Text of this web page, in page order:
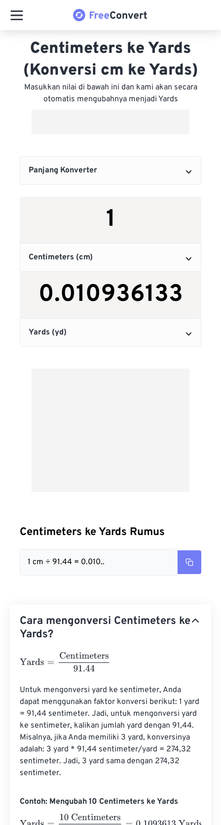
Centimeters ke Yards
(Konversi cm ke Yards)
Masukkan nilai di bawah ini dan kami akan secara
otomatis mengubahnya menjadi Yards
Centimeters ke Yards Rumus
1 cm ÷ 91.44 = 0.010..
Cara mengonversi Centimeters ke
Yards?
Yards Centimeters91.44
Untuk mengonversi yard ke sentimeter, Anda
dapat menggunakan faktor konversi berikut: 1 yard
= 91,44 sentimeter. Jadi, untuk mengonversi yard
ke sentimeter, kalikan jumlah yard dengan 91,44.
Misalnya, jika Anda memiliki 3 yard, konversinya
adalah: 3 yard * 91,44 sentimeter/yard = 274,32
sentimeter. Jadi, 3 yard sama dengan 274,32
sentimeter.
Contoh: Mengubah 10 Centimeters ke Yards
Yards
10 Centimeters91.44= 0.1093613 Yards